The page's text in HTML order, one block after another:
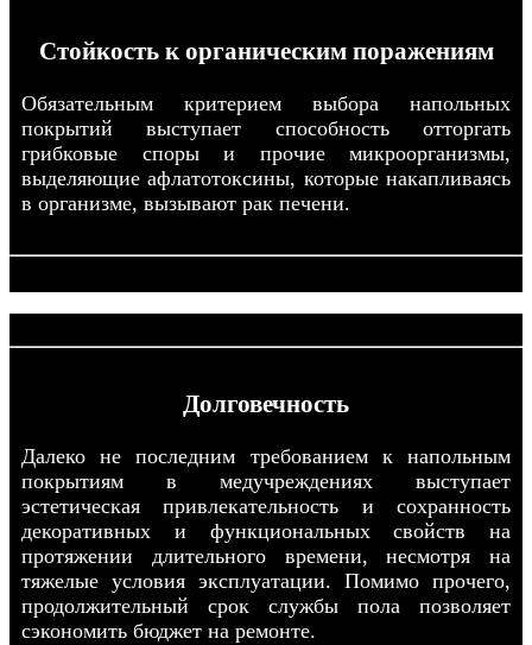
Стойкость к органическим поражениям
Обязательным критерием выбора напольных
покрытий выступает способность отторгать
грибковые споры и прочие микроорганизмы,
выделяющие афлатотоксины, которые накапливаясь
в организме, вызывают рак печени.
Долговечность
Далеко не последним требованием к напольным
покрытиям в медучреждениях выступает
эстетическая привлекательность и сохранность
декоративных и функциональных свойств на
протяжении длительного времени, несмотря на
тяжелые условия эксплуатации. Помимо прочего,
продолжительный срок службы пола позволяет
сэкономить бюджет на ремонте.